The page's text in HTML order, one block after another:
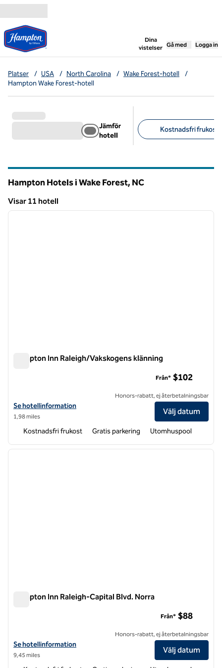
Gå vidare till innehållet
Dina
vistelser
,öppnar ny flik
Gå med Logga in
Platser / USA / North Carolina / Wake Forest-hotell
/
Hampton Wake Forest-hotell
Jämför
hotell
Kostnadsfri frukost
Hampton Hotels i Wake Forest, NC
Visar 11 hotell
Visar 11 hotell
1 av 12
nästa
Hampton Inn Raleigh/Vakskogens klänning
Visa hotelldetaljer för Hampton Inn Raleigh/Town of Wake Forest
Se hotellinformation
1,98 miles
Från* $102
Honors-rabatt, ej återbetalningsbar
Välj datum
Kostnadsfri frukost Gratis parkering Utomhuspool
1 av 12
nästa
Hampton Inn Raleigh-Capital Blvd. Norra
Visa hotelldetaljer för Hampton Inn Raleigh-Capital Blvd. Norra
Se hotellinformation
9,45 miles
Från* $88
Honors-rabatt, ej återbetalningsbar
Välj datum